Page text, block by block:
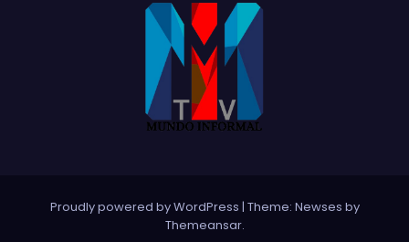
Proudly powered by WordPress | Theme: Newses by
Themeansar.